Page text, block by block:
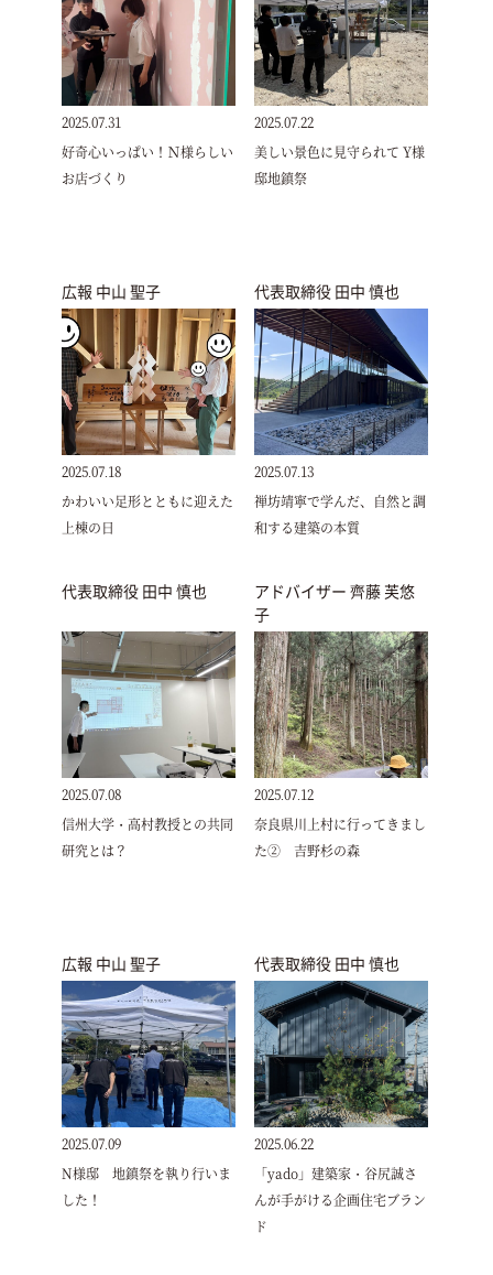
2025.07.31
好奇心いっぱい！Ｎ様らしい
お店づくり
2025.07.22
美しい景色に見守られて Y様
邸地鎮祭
広報 中山 聖子
2025.07.18
かわいい足形とともに迎えた
上棟の日
代表取締役 田中 慎也
2025.07.13
禅坊靖寧で学んだ、自然と調
和する建築の本質
代表取締役 田中 慎也
2025.07.08
信州大学・高村教授との共同
研究とは？
アドバイザー 齊藤 芙悠
子
2025.07.12
奈良県川上村に行ってきまし
た② 吉野杉の森
広報 中山 聖子
2025.07.09
N様邸 地鎮祭を執り行いま
した！
代表取締役 田中 慎也
2025.06.22
「yado」建築家・谷尻誠さ
んが手がける企画住宅ブラン
ド